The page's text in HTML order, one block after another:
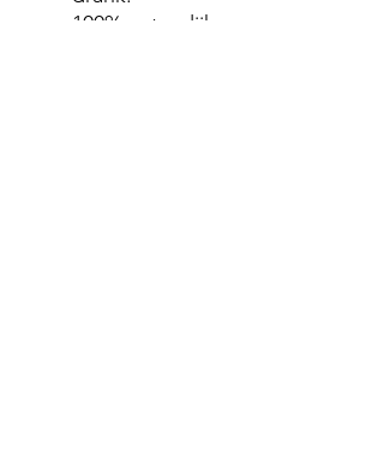
100% natuurlijk.